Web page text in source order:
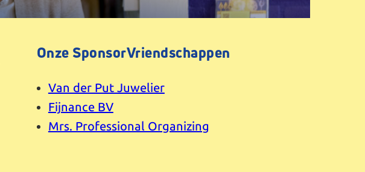
Onze SponsorVriendschappen
Van der Put Juwelier
Fijnance BV
Mrs. Professional Organizing